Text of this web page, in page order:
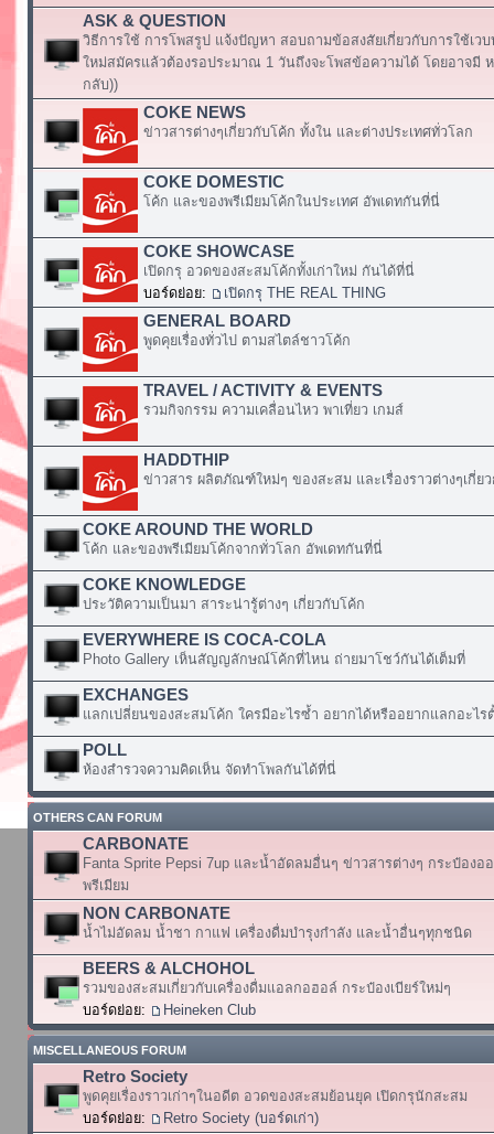
ASK & QUESTION
วิธีการใช้ การโพสรูป แจ้งปัญหา สอบถามข้อสงสัยเกี่ยวกับการใช้เว
ใหม่สมัครแล้วต้องรอประมาณ 1 วันถึงจะโพสข้อความได้ โดยอาจมี
กลับ))
COKE NEWS
ข่าวสารต่างๆเกี่ยวกับโค้ก ทั้งใน และต่างประเทศทั่วโลก
COKE DOMESTIC
โค้ก และของพรีเมียมโค้กในประเทศ อัพเดทกันที่นี่
COKE SHOWCASE
เปิดกรุ อวดของสะสมโค้กทั้งเก่าใหม่ กันได้ที่นี่
บอร์ดย่อย:
เปิดกรุ THE REAL THING
GENERAL BOARD
พูดคุยเรื่องทั่วไป ตามสไตล์ชาวโค้ก
TRAVEL / ACTIVITY & EVENTS
รวมกิจกรรม ความเคลื่อนไหว พาเที่ยว เกมส์
HADDTHIP
ข่าวสาร ผลิตภัณฑ์ใหม่ๆ ของสะสม และเรื่องราวต่างๆเกี่ย
COKE AROUND THE WORLD
โค้ก และของพรีเมียมโค้กจากทั่วโลก อัพเดทกันที่นี่
COKE KNOWLEDGE
ประวัติความเป็นมา สาระน่ารู้ต่างๆ เกี่ยวกับโค้ก
EVERYWHERE IS COCA-COLA
Photo Gallery เห็นสัญญลักษณ์โค้กที่ไหน ถ่ายมาโชว์กันได้เต็มที่
EXCHANGES
แลกเปลี่ยนของสะสมโค้ก ใครมีอะไรซ้ำ อยากได้หรืออยากแลกอะไร
POLL
ห้องสำรวจความคิดเห็น จัดทำโพลกันได้ที่นี่
OTHERS CAN FORUM
CARBONATE
Fanta Sprite Pepsi 7up และน้ำอัดลมอื่นๆ ข่าวสารต่างๆ กระป๋องอ
พรีเมียม
NON CARBONATE
น้ำไม่อัดลม น้ำชา กาแฟ เครื่องดื่มบำรุงกำลัง และน้ำอื่นๆทุกชนิด
BEERS & ALCHOHOL
รวมของสะสมเกี่ยวกับเครื่องดื่มแอลกอฮอล์ กระป๋องเบียร์ใหม่ๆ
บอร์ดย่อย:
Heineken Club
MISCELLANEOUS FORUM
Retro Society
พูดคุยเรื่องราวเก่าๆในอดีต อวดของสะสมย้อนยุค เปิดกรุนักสะสม
บอร์ดย่อย:
Retro Society (บอร์ดเก่า)